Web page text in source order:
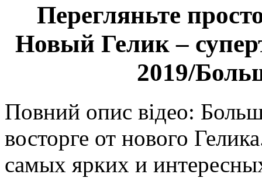
Перегляньте
Новый Гелик –
2019/
Повний опис відео:
восторге от нового
самых ярких и